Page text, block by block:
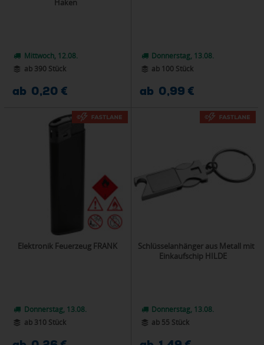
Haken
Mittwoch, 12.08.
ab 390 Stück
ab 0,20 €
Donnerstag, 13.08.
ab 100 Stück
ab 0,99 €
Elektronik Feuerzeug FRANK
Donnerstag, 13.08.
ab 310 Stück
Schlüsselanhänger aus Metall mit
Einkaufschip HILDE
Donnerstag, 13.08.
ab 55 Stück